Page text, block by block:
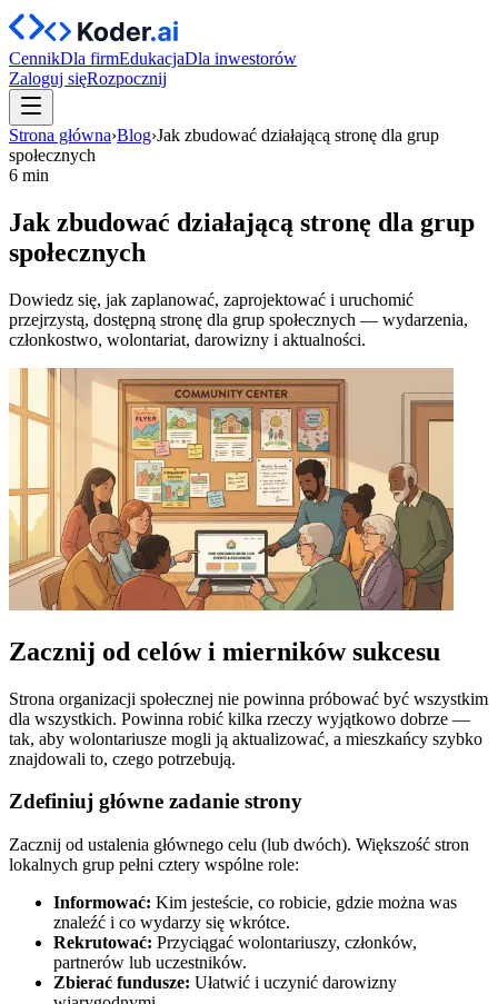
CennikDla firmEdukacjaDla inwestorów
Zaloguj sięRozpocznij
Strona główna›Blog›Jak zbudować działającą stronę dla grup
społecznych
6 min
Jak zbudować działającą stronę dla grup
społecznych
Dowiedz się, jak zaplanować, zaprojektować i uruchomić
przejrzystą, dostępną stronę dla grup społecznych — wydarzenia,
członkostwo, wolontariat, darowizny i aktualności.
Zacznij od celów i mierników sukcesu
Strona organizacji społecznej nie powinna próbować być wszystkim
dla wszystkich. Powinna robić kilka rzeczy wyjątkowo dobrze —
tak, aby wolontariusze mogli ją aktualizować, a mieszkańcy szybko
znajdowali to, czego potrzebują.
Zdefiniuj główne zadanie strony
Zacznij od ustalenia głównego celu (lub dwóch). Większość stron
lokalnych grup pełni cztery wspólne role:
Informować: Kim jesteście, co robicie, gdzie można was
znaleźć i co wydarzy się wkrótce.
Rekrutować: Przyciągać wolontariuszy, członków,
partnerów lub uczestników.
Zbierać fundusze: Ułatwić i uczynić darowizny